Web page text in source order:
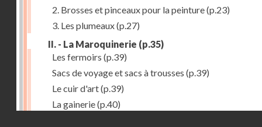
2. Brosses et pinceaux pour la peinture(p.23)
3. Les plumeaux(p.27)
II. - La Maroquinerie (p.35)
Les fermoirs (p.39)
Sacs de voyage et sacs à trousses (p.39)
Le cuir d'art(p.39)
La gainerie(p.40)